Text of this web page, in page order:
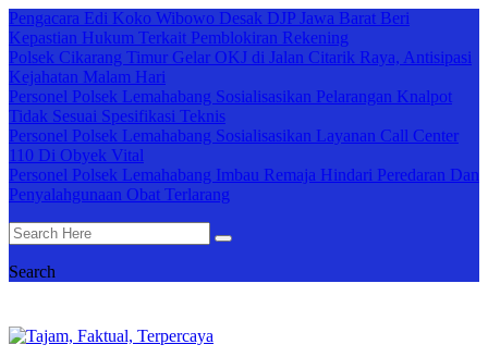
Pengacara Edi Koko Wibowo Desak DJP Jawa Barat Beri
Kepastian Hukum Terkait Pemblokiran Rekening
Polsek Cikarang Timur Gelar OKJ di Jalan Citarik Raya, Antisipasi
Kejahatan Malam Hari
Personel Polsek Lemahabang Sosialisasikan Pelarangan Knalpot
Tidak Sesuai Spesifikasi Teknis
Personel Polsek Lemahabang Sosialisasikan Layanan Call Center
110 Di Obyek Vital
Personel Polsek Lemahabang Imbau Remaja Hindari Peredaran Dan
Penyalahgunaan Obat Terlarang
Search